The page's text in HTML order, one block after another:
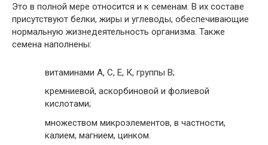
Это в полной мере относится и к семенам. В их составе
присутствуют белки, жиры и углеводы, обеспечивающие
нормальную жизнедеятельность организма. Также
семена наполнены:
витаминами А, С, Е, К, группы В;
кремниевой, аскорбиновой и фолиевой
кислотами;
множеством микроэлементов, в частности,
калием, магнием, цинком.